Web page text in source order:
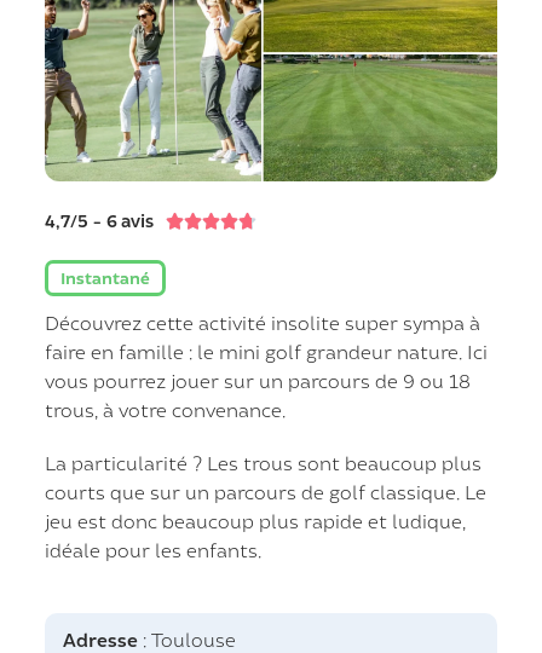
4,7/5 - 6 avis 
Instantané
Découvrez cette activité insolite super sympa à
faire en famille : le mini golf grandeur nature. Ici
vous pourrez jouer sur un parcours de 9 ou 18
trous, à votre convenance.
La particularité ? Les trous sont beaucoup plus
courts que sur un parcours de golf classique. Le
jeu est donc beaucoup plus rapide et ludique,
idéale pour les enfants.
Adresse : Toulouse